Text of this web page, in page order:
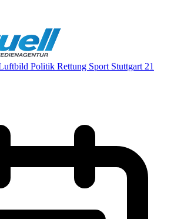
Politik Rettung Sport Stuttgart 21